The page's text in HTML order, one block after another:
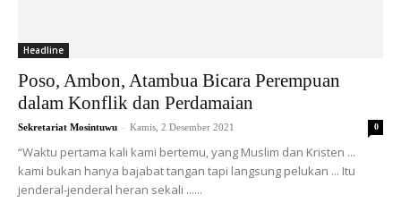
Headline
Poso, Ambon, Atambua Bicara Perempuan
dalam Konflik dan Perdamaian
Sekretariat Mosintuwu - Kamis, 2 Desember 2021 0
“Waktu pertama kali kami bertemu, yang Muslim dan Kristen ...
kami bukan hanya bajabat tangan tapi langsung pelukan ... Itu
jenderal-jenderal heran sekali ......